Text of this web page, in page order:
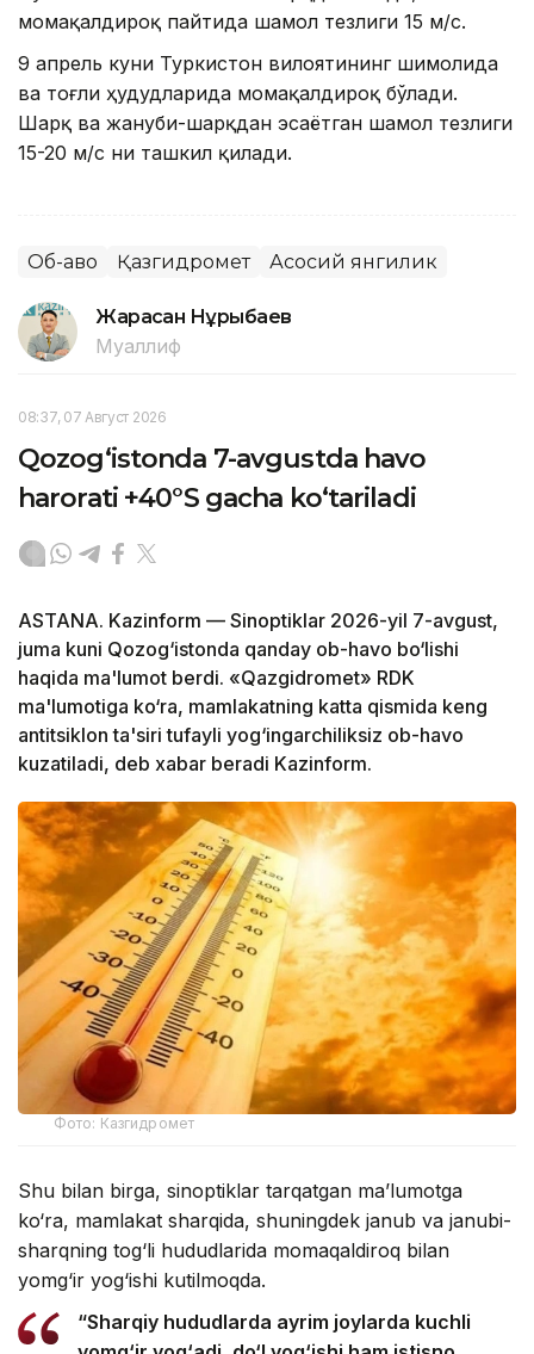
момақалдироқ пайтида шамол тезлиги 15 м/с.
9 апрель куни Туркистон вилоятининг шимолида
ва тоғли ҳудудларида момақалдироқ бўлади.
Шарқ ва жануби-шарқдан эсаётган шамол тезлиги
15-20 м/с ни ташкил қилади.
Об-ҳаво Қазгидромет Асосий янгилик
Жарасқан Нұрыбаев
Муаллиф
08:37, 07 Август 2026
Qozog‘istonda 7-avgustda havo
harorati +40°S gacha ko‘tariladi
ASTANA. Kazinform — Sinoptiklar 2026-yil 7-avgust,
juma kuni Qozog‘istonda qanday ob-havo bo‘lishi
haqida ma'lumot berdi. «Qazgidromet» RDK
ma'lumotiga ko‘ra, mamlakatning katta qismida keng
antitsiklon ta'siri tufayli yog‘ingarchiliksiz ob-havo
kuzatiladi, deb xabar beradi Kazinform.
Фото: Казгидромет
Shu bilan birga, sinoptiklar tarqatgan ma’lumotga
ko‘ra, mamlakat sharqida, shuningdek janub va janubi-
sharqning tog‘li hududlarida momaqaldiroq bilan
yomg‘ir yog‘ishi kutilmoqda.
“Sharqiy hududlarda ayrim joylarda kuchli